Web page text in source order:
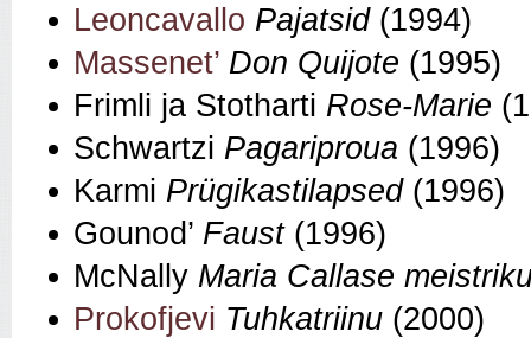
Leoncavallo Pajatsid(1994)
Massenet’ Don Quijote (1995)
Frimli ja Stotharti Rose-Marie
Schwartzi Pagariproua (1996)
Karmi Prügikastilapsed(1996)
Gounod’ Faust(1996)
McNally Maria Callase
Prokofjevi Tuhkatriinu (2000)